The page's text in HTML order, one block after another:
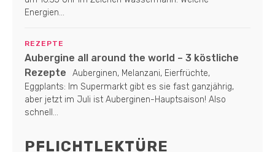
Energien...
REZEPTE
Aubergine all around the world – 3 köstliche
Rezepte
Auberginen, Melanzani, Eierfrüchte,
Eggplants: Im Supermarkt gibt es sie fast ganzjährig,
aber jetzt im Juli ist Auberginen-Hauptsaison! Also
schnell...
PFLICHTLEKTÜRE